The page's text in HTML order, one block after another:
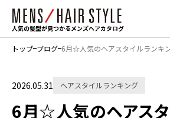
人気の髪型が見つかるメンズヘアカタログ
トップ ブログ 6月☆人気のヘアスタイルランキ
2026.05.31 ヘアスタイルランキング
6月☆人気のヘアス